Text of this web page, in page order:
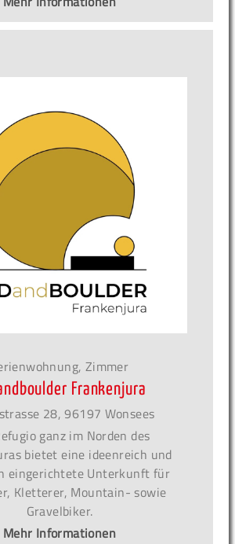
Zimmer
Frankenjura
28, 96197 Wonsees
ganz im Norden des
bietet eine ideenreich und
eingerichtete Unterkunft für
Kletterer, Mountain- sowie
Gravelbiker.
Mehr Informationen